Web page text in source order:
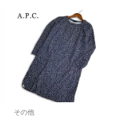
その他